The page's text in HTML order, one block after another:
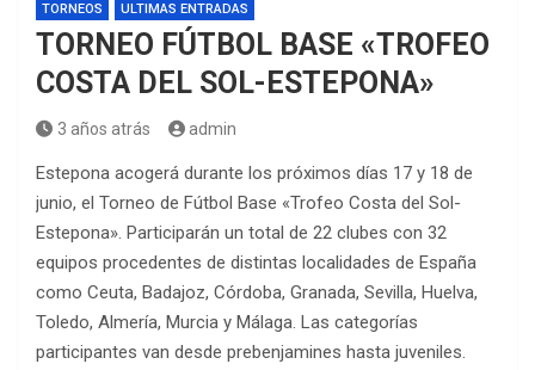
TORNEOS
ULTIMAS ENTRADAS
TORNEO FÚTBOL BASE «TROFEO
COSTA DEL SOL-ESTEPONA»
3 años atrás admin
Estepona acogerá durante los próximos días 17 y 18 de
junio, el Torneo de Fútbol Base «Trofeo Costa del Sol-
Estepona». Participarán un total de 22 clubes con 32
equipos procedentes de distintas localidades de España
como Ceuta, Badajoz, Córdoba, Granada, Sevilla, Huelva,
Toledo, Almería, Murcia y Málaga. Las categorías
participantes van desde prebenjamines hasta juveniles.